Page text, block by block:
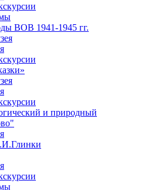
ВОВ 1941-1945 гг.
и природный